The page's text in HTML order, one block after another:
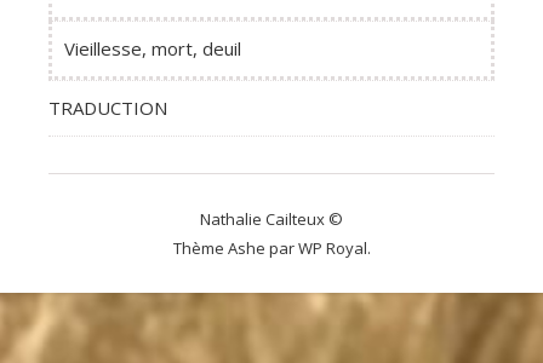
Vieillesse, mort, deuil
TRADUCTION
Nathalie Cailteux ©
Thème Ashe parWP Royal.